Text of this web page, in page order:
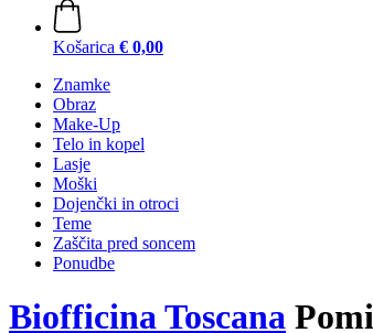
Košarica € 0,00
Znamke
Obraz
Make-Up
Telo in kopel
Lasje
Moški
Dojenčki in otroci
Teme
Zaščita pred soncem
Ponudbe
Biofficina Toscana